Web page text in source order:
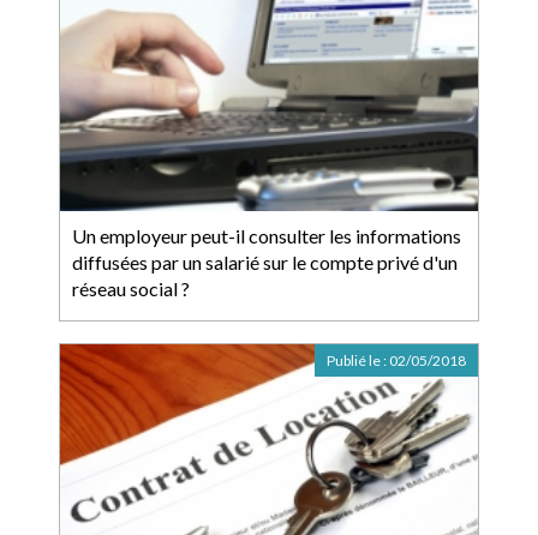
Un employeur peut-il consulter les informations
diffusées par un salarié sur le compte privé d'un
réseau social ?
Publié le : 02/05/2018